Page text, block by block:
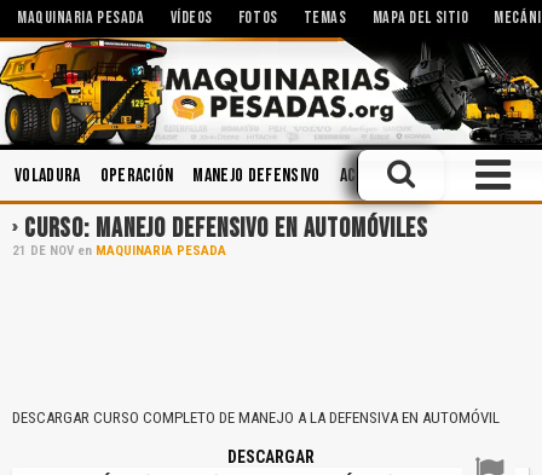
MAQUINARIA PESADA VÍDEOS FOTOS TEMAS MAPA DEL SITIO
Voladura Operación Manejo Defensivo Accidentes Minería
CURSO: MANEJO DEFENSIVO EN AUTOMÓVILES
21 DE NOV en MAQUINARIA PESADA
DESCARGAR CURSO COMPLETO DE MANEJO A LA DEFENSIVA EN AUTOMÓVIL
DESCARGAR